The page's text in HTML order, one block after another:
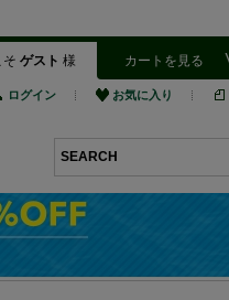
そ ゲスト 様 カートを見る
ログイン お気に入り